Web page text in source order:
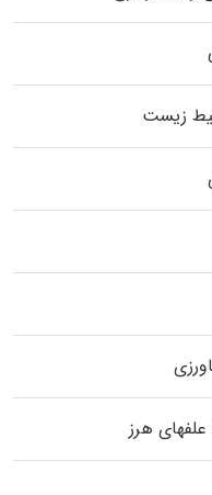
زیست
هرز